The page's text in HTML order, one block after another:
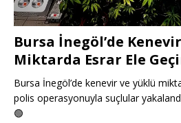
Bursa İnegöl’de
Miktarda Esrar Ele
Bursa İnegöl’de kenevir ve yüklü
polis operasyonuyla suçlular
🟢